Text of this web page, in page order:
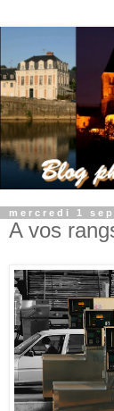
mercredi 1
A vos